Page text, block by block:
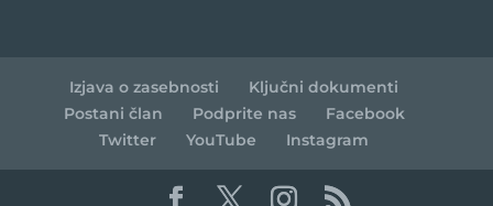
Izjava o zasebnosti
Ključni dokumenti
Postani član
Podprite nas
Facebook
Twitter
YouTube Instagram